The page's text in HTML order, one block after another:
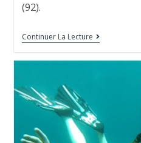
(92).
Continuer La Lecture